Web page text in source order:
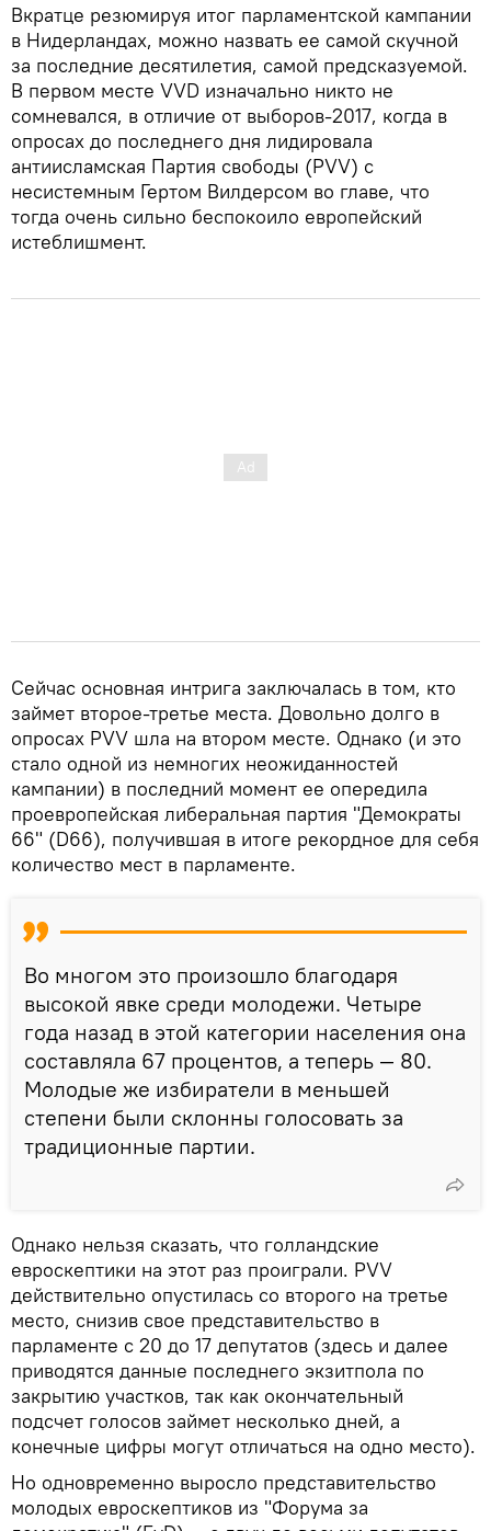
Вкратце резюмируя итог парламентской кампании
в Нидерландах, можно назвать ее самой скучной
за последние десятилетия, самой предсказуемой.
В первом месте VVD изначально никто не
сомневался, в отличие от выборов-2017, когда в
опросах до последнего дня лидировала
антиисламская Партия свободы (PVV) с
несистемным Гертом Вилдерсом во главе, что
тогда очень сильно беспокоило европейский
истеблишмент.
Сейчас основная интрига заключалась в том, кто
займет второе-третье места. Довольно долго в
опросах PVV шла на втором месте. Однако (и это
стало одной из немногих неожиданностей
кампании) в последний момент ее опередила
проевропейская либеральная партия "Демократы
66" (D66), получившая в итоге рекордное для себя
количество мест в парламенте.
Во многом это произошло благодаря
высокой явке среди молодежи. Четыре
года назад в этой категории населения она
составляла 67 процентов, а теперь — 80.
Молодые же избиратели в меньшей
степени были склонны голосовать за
традиционные партии.
Однако нельзя сказать, что голландские
евроскептики на этот раз проиграли. PVV
действительно опустилась со второго на третье
место, снизив свое представительство в
парламенте с 20 до 17 депутатов (здесь и далее
приводятся данные последнего экзитпола по
закрытию участков, так как окончательный
подсчет голосов займет несколько дней, а
конечные цифры могут отличаться на одно место).
Но одновременно выросло представительство
молодых евроскептиков из "Форума за